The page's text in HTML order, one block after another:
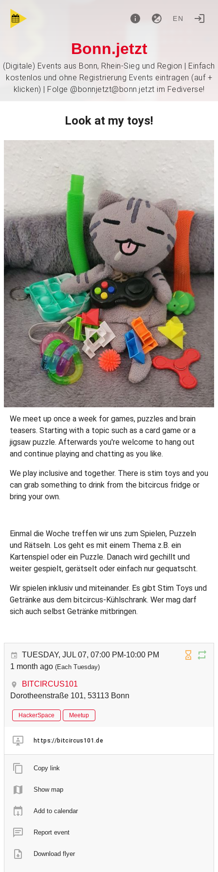
EN
Bonn.jetzt
(Digitale) Events aus Bonn, Rhein-Sieg und Region | Einfach
kostenlos und ohne Registrierung Events eintragen (auf +
klicken) | Folge @bonnjetzt@bonn.jetzt im Fediverse!
Look at my toys!
We meet up once a week for games, puzzles and brain
teasers. Starting with a topic such as a card game or a
jigsaw puzzle. Afterwards you're welcome to hang out
and continue playing and chatting as you like.
We play inclusive and together. There is stim toys and you
can grab something to drink from the bitcircus fridge or
bring your own.
Einmal die Woche treffen wir uns zum Spielen, Puzzeln
und Rätseln. Los geht es mit einem Thema z.B. ein
Kartenspiel oder ein Puzzle. Danach wird gechillt und
weiter gespielt, gerätselt oder einfach nur gequatscht.
Wir spielen inklusiv und miteinander. Es gibt Stim Toys und
Getränke aus dem bitcircus-Kühlschrank. Wer mag darf
sich auch selbst Getränke mitbringen.
TUESDAY, JUL 07, 07:00 PM-10:00 PM
1 month ago (Each Tuesday)
BITCIRCUS101
Dorotheenstraße 101, 53113 Bonn
HackerSpace Meetup
https://bitcircus101.de
Copy link
Show map
Add to calendar
Report event
Download flyer